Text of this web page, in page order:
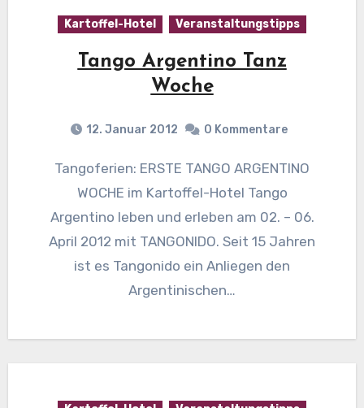
Kartoffel-Hotel Veranstaltungstipps
Tango Argentino Tanz
Woche
12. Januar 2012 0 Kommentare
Tangoferien: ERSTE TANGO ARGENTINO
WOCHE im Kartoffel-Hotel Tango
Argentino leben und erleben am 02. – 06.
April 2012 mit TANGONIDO. Seit 15 Jahren
ist es Tangonido ein Anliegen den
Argentinischen…